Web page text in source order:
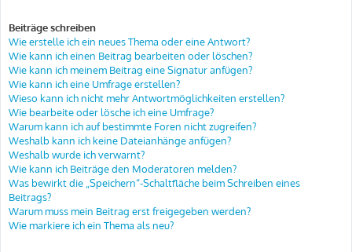
Beiträge schreiben
Wie erstelle ich ein neues Thema oder eine Antwort?
Wie kann ich einen Beitrag bearbeiten oder löschen?
Wie kann ich meinem Beitrag eine Signatur anfügen?
Wie kann ich eine Umfrage erstellen?
Wieso kann ich nicht mehr Antwortmöglichkeiten erstellen?
Wie bearbeite oder lösche ich eine Umfrage?
Warum kann ich auf bestimmte Foren nicht zugreifen?
Weshalb kann ich keine Dateianhänge anfügen?
Weshalb wurde ich verwarnt?
Wie kann ich Beiträge den Moderatoren melden?
Was bewirkt die „Speichern“-Schaltfläche beim Schreiben eines
Beitrags?
Warum muss mein Beitrag erst freigegeben werden?
Wie markiere ich ein Thema als neu?